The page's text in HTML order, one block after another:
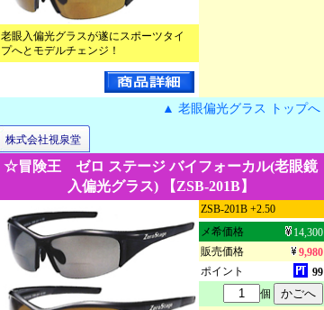
老眼入偏光グラスが遂にスポーツタイ
プへとモデルチェンジ！
▲ 老眼偏光グラス トップへ
株式会社視泉堂
☆冒険王 ゼロ ステージ バイフォーカル(老眼鏡
入偏光グラス) 【ZSB-201B】
ZSB-201B +2.50
メ希価格
14,300
販売価格
9,980
ポイント
99
個